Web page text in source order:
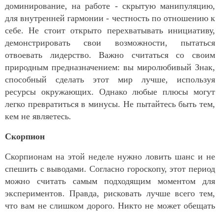
доминирование, на работе - скрытую манипуляцию,
для внутренней гармонии - честность по отношению к
себе. Не стоит открыто перехватывать инициативу,
демонстрировать свои возможности, пытаться
отвоевать лидерство. Важно считаться со своим
природным предназначением: вы миролюбивый Знак,
способный сделать этот мир лучше, используя
ресурсы окружающих. Однако любые плюсы могут
легко превратиться в минусы. Не пытайтесь быть тем,
кем не являетесь.
Скорпион
Скорпионам на этой неделе нужно ловить шанс и не
спешить с выводами. Согласно гороскопу, этот период
можно считать самым подходящим моментом для
экспериментов. Правда, рисковать лучше всего тем,
что вам не слишком дорого. Никто не может обещать